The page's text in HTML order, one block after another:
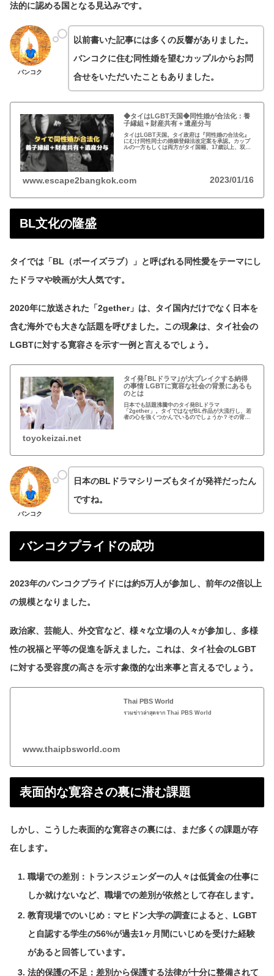
法的に認める国となる見込みです。
バンコク
以前書いた記事には多くの反響がありました。
バンコクに住む同性婚を望むカップルからお問
合せをいただいたこともありました。
◆タイはLGBT天国◆同性婚が合法化：養
子縁組＋財産共有＋遺産分与
タイはLGBT天国。タイ政府は『同性婚の合法化』
にむけ同性同士の婚姻登録法改定案を承認。カップ
ルの一方もしくは両方がタイ国籍、17歳以上、双方
www.escape2bangkok.com 2023/01/16
BL文化の隆盛
タイでは「BL（ボーイズラブ）」と呼ばれる同性愛をテーマにし
たドラマや映画が大人気です。
2020年に放送された「2gether」は、タイ国内だけでなく日本を
含む海外でも大きな話題を呼びました。この現象は、タイ社会の
LGBTに対する寛容さを示す一例と言えるでしょう。
タイ発｢BLドラマ｣が大ブレイクする納得
の事情 LGBTに寛容な社会の背景にあるも
のとは
日本でも話題沸騰中のタイ発BLドラマ
「2gether」。タイではなぜBL作品が大流行し、若
者の心を強くつかんでいるのでしょうか？その背景
toyokeizai.net
バンコク
日本のBLドラマシリーズもタイが発祥だったん
ですね。
バンコクプライドの成功
2023年のバンコクプライドには約5万人が参加し、前年の2倍以上
の規模となりました。
政治家、芸能人、外交官など、様々な立場の人々が参加し、多様
性の祝福と平等の促進を訴えました。これは、タイ社会のLGBT
に対する受容度の高さを示す象徴的な出来事と言えるでしょう。
Thai PBS World
รวมข่าวล่าสุดจาก Thai PBS World
www.thaipbsworld.com
表面的な寛容さの裏に潜む課題
しかし、こうした表面的な寛容さの裏には、まだ多くの課題が存
在します。
職場での差別：トランスジェンダーの人々は低賃金の仕事に
しか就けないなど、職場での差別が依然として存在します。
教育現場でのいじめ：マヒドン大学の調査によると、LGBT
と自認する学生の56%が過去1ヶ月間にいじめを受けた経験
があると回答しています。
法的保護の不足：差別から保護する法律が十分に整備されて